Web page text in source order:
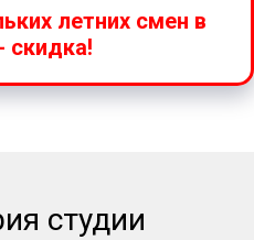
летних смен в
скидка!
студии